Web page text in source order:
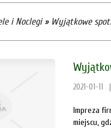
i Noclegi» Wyjątkowe
2021-01-11
Impreza
miejscu,